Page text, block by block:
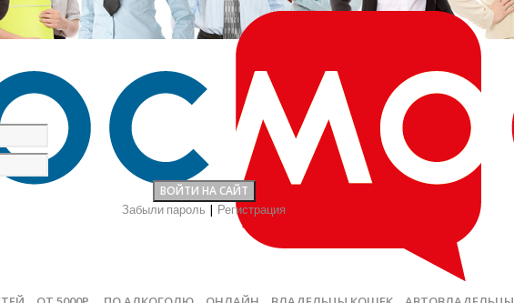
Забыли пароль Регистрация